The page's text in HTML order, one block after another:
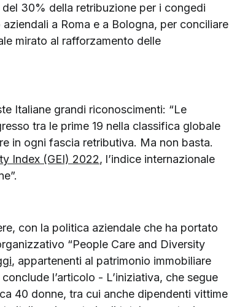
30% della retribuzione per i congedi
a Roma e a Bologna, per conciliare
mirato al rafforzamento delle
Italiane grandi riconoscimenti: “Le
tra le prime 19 nella classifica globale
in ogni fascia retributiva. Ma non basta.
Index (GEI) 2022, l’indice internazionale
con la politica aziendale che ha portato
“People Care and Diversity
, appartenenti al patrimonio immobiliare
l’articolo - L’iniziativa, che segue
40 donne, tra cui anche dipendenti vittime